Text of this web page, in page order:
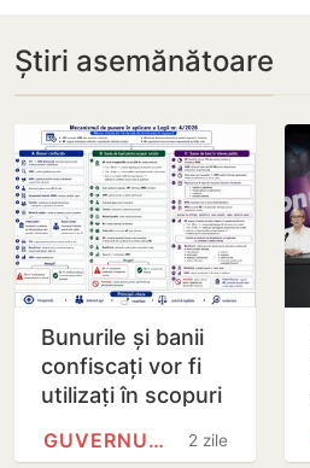
Știri asemănătoare
Bunurile și banii
confiscați vor fi
utilizați în scopuri
interes public
2 zile
GUVERNUL REPUBLICII MOLDOVA